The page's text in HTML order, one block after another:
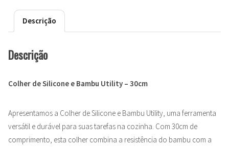
Descrição
Descrição
Colher de Silicone e Bambu Utility – 30cm
Apresentamos a Colher de Silicone e Bambu Utility, uma ferramenta
versátil e durável para suas tarefas na cozinha. Com 30cm de
comprimento, esta colher combina a resistência do bambu com a